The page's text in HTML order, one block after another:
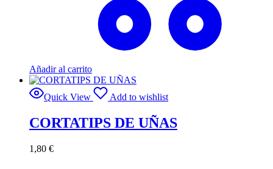
Añadir al carrito
Quick View Add to wishlist
CORTATIPS DE UÑAS
1,80 €